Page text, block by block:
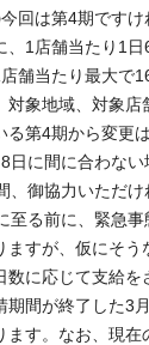
回は第4期です
、1店舗当たり1
舗当たり最大で
対象地域、対象店
第4期から変更
日に間に合わな
、御協力いただ
至る前に、緊急事
ますが、仮にそう
に応じて支給を
間が終了した3
す。なお、現在